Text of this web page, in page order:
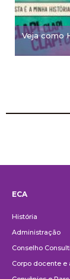
Veja como
ECA
História
Administração
Conselho
Corpo docente